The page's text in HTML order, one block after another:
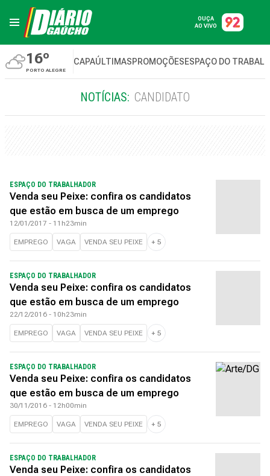
OUÇA
AO VIVO
16º
PORTO ALEGRE
CAPAÚLTIMASPROMOÇÕESESPAÇO DO
NOTÍCIAS: CANDIDATO
ESPAÇO DO TRABALHADOR
Venda seu Peixe: confira os candidatos
que estão em busca de um emprego
12/01/2017 - 11h23min
EMPREGO VAGA VENDA SEU PEIXE + 5
ESPAÇO DO TRABALHADOR
Venda seu Peixe: confira os candidatos
que estão em busca de um emprego
22/12/2016 - 10h23min
EMPREGO VAGA VENDA SEU PEIXE + 5
ESPAÇO DO TRABALHADOR
Venda seu Peixe: confira os candidatos
que estão em busca de um emprego
30/11/2016 - 12h00min
EMPREGO VAGA VENDA SEU PEIXE + 5
ESPAÇO DO TRABALHADOR
Venda seu Peixe: confira os candidatos